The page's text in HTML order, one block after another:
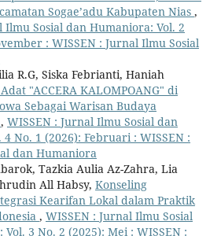
Sogae’adu Kabupaten Nias ,
Ilmu Sosial dan Humaniora: Vol. 2
: WISSEN : Jurnal Ilmu Sosial
R.G, Siska Febrianti, Haniah
"ACCERA KALOMPOANG" di
Sebagai Warisan Budaya
, WISSEN : Jurnal Ilmu Sosial dan
No. 1 (2026): Februari : WISSEN :
dan Humaniora
Tazkia Aulia Az-Zahra, Lia
All Habsy, Konseling
Kearifan Lokal dalam Praktik
, WISSEN : Jurnal Ilmu Sosial
3 No. 2 (2025): Mei : WISSEN :